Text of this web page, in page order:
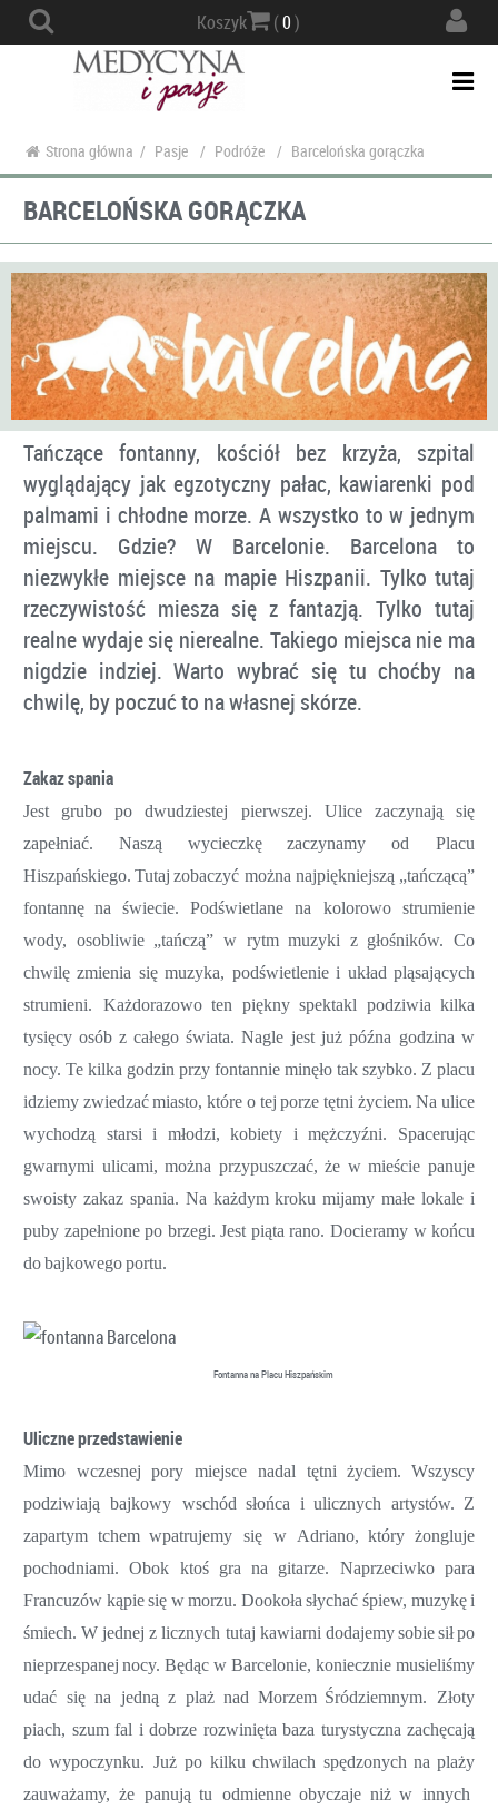
Koszyk (0)
Strona główna / Pasje / Podróże / Barcelońska gorączka
BARCELOŃSKA GORĄCZKA
Tańczące fontanny, kościół bez krzyża, szpital
wyglądający jak egzotyczny pałac, kawiarenki pod
palmami i chłodne morze. A wszystko to w jednym
miejscu. Gdzie? W Barcelonie. Barcelona to
niezwykłe miejsce na mapie Hiszpanii. Tylko tutaj
rzeczywistość miesza się z fantazją. Tylko tutaj
realne wydaje się nierealne. Takiego miejsca nie ma
nigdzie indziej. Warto wybrać się tu choćby na
chwilę, by poczuć to na własnej skórze.
Zakazspania
Jest grubo po dwudziestej pierwszej. Ulice zaczynają
się
zapełniać.
Naszą wycieczkę zaczynamy od Placu
Hiszpańskiego. Tutaj zobaczyć można najpiękniejszą „tańczącą”
fontannę na świecie. Podświetlanena kolorowo strumienie
wody, osobliwie „tańczą” w rytm muzyki z głośników. Co
chwilę zmienia się muzyka, podświetlenie i układ pląsających
strumieni. Każdorazowo ten piękny spektakl podziwia kilka
tysięcy osób z całego świata. Nagle jest już późna godzina w
nocy. Te kilka godzin przy fontannie minęło tak szybko. Z placu
idziemy zwiedzać miasto, które o tej porze tętni życiem. Na ulice
wychodzą
starsi i młodzi, kobiety i mężczyźni.
Spacerując
gwarnymi ulicami, można przypuszczać, że w mieście panuje
swoisty zakaz spania. Na każdym kroku mijamy małe lokale i
puby zapełnione po brzegi. Jest piąta rano. Docieramy w końcu
dobajkowegoportu.
Fontanna na Placu Hiszpańskim
Uliczneprzedstawienie
Mimo wczesnej pory miejsce nadal tętni życiem. Wszyscy
podziwiają bajkowy wschód słońca i ulicznych artystów. Z
zapartym tchem wpatrujemy się w Adriano, który żongluje
pochodniami.
Obok ktoś gra na gitarze. Naprzeciwko para
Francuzów kąpie się w morzu. Dookoła słychać śpiew, muzykę i
śmiech. W jednej z licznych tutaj kawiarni dodajemysobiesiłpo
nieprzespanej nocy. Będąc w Barcelonie, koniecznie musieliśmy
udać się na jedną z plażnad Morzem Śródziemnym. Złoty
piach, szum fal i dobrze rozwinięta baza turystyczna zachęcają
do wypoczynku. Już po kilku chwilach spędzonych na plaży
zauważamy, że panują tu odmienne obyczaje niż w innych